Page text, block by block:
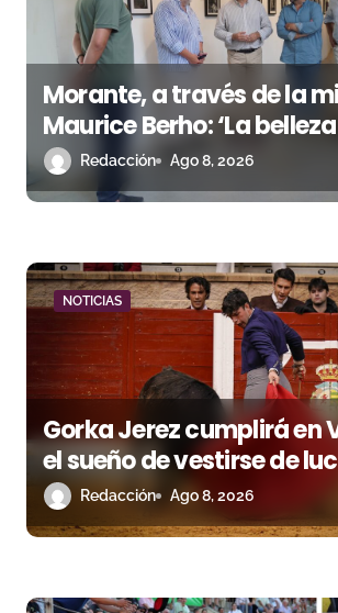
e
n
t
r
d
s
Morante, a través de la
Maurice Berho: ‘La
misterio’ llega a La
Redacción Ago 8, 2026
NOTICIAS
Gorka Jerez cumplirá en
el sueño de vestirse de
los suyos
Redacción Ago 8, 2026